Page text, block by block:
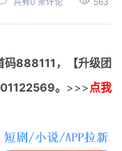
码888111，【升级团
。 >>>点我